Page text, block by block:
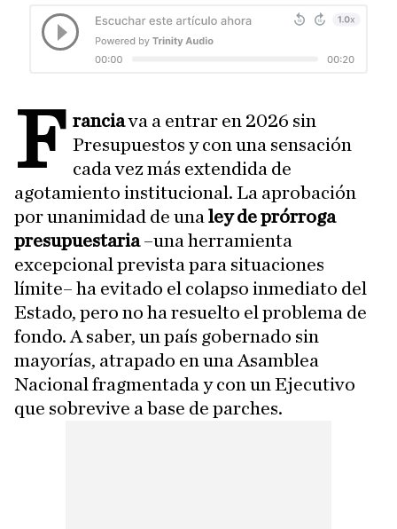
F ranciava a entrar en 2026 sin
Presupuestos y con una sensación
cada vez más extendida de
agotamiento institucional. La aprobación
por unanimidad de una ley de prórroga
presupuestaria–una herramienta
excepcional prevista para situaciones
límite– ha evitado el colapso inmediato del
Estado, pero no ha resuelto el problema de
fondo. A saber, un país gobernado sin
mayorías, atrapado en una Asamblea
Nacional fragmentada y con un Ejecutivo
que sobrevive a base de parches.